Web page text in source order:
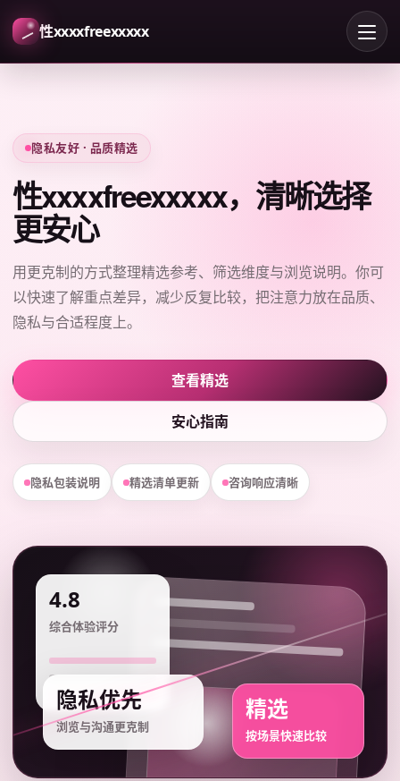
性xxxxfreexxxxx
隐私友好 · 品质精选
性xxxxfreexxxxx，清晰选择
更安心
用更克制的方式整理精选参考、筛选维度与浏览说明。你可
以快速了解重点差异，减少反复比较，把注意力放在品质、
隐私与合适程度上。
查看精选
安心指南
隐私包装说明 精选清单更新 咨询响应清晰
4.8
综合体验评分
隐私优先
浏览与沟通更克制
精选
按场景快速比较